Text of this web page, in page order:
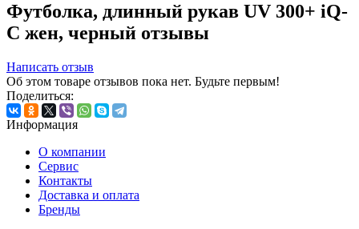
Футболка, длинный рукав UV 300+ iQ-
C жен, черный отзывы
Написать отзыв
Об этом товаре отзывов пока нет. Будьте первым!
Поделиться:
Информация
О компании
Сервис
Контакты
Доставка и оплата
Бренды